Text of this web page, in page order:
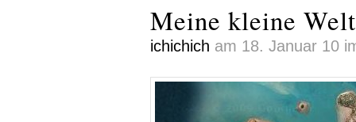
Meine kleine Welt
ichichich am 18. Januar 10